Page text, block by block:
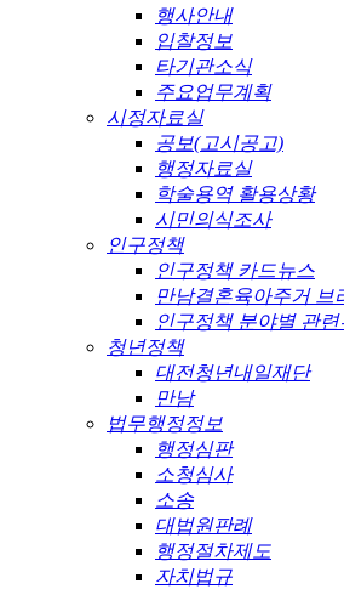
행사안내
입찰정보
타기관소식
주요업무계획
시정자료실
공보(고시공고)
행정자료실
학술용역 활용상황
시민의식조사
인구정책
인구정책 카드뉴스
만남결혼육아주거 브
인구정책 분야별 관련
청년정책
대전청년내일재단
만남
법무행정정보
행정심판
소청심사
소송
대법원판례
행정절차제도
자치법규